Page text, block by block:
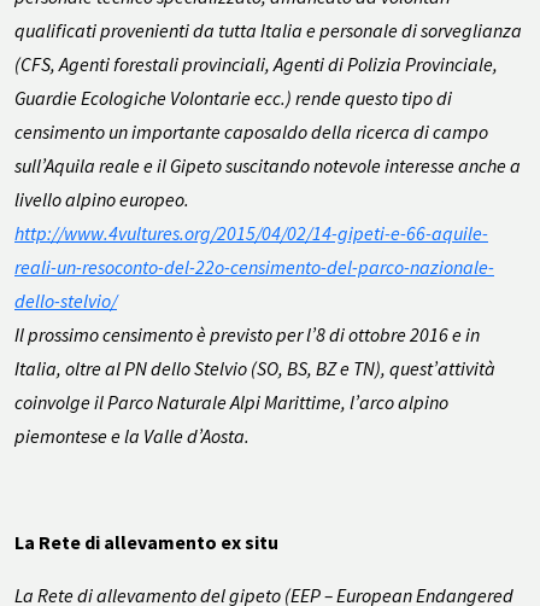
qualificati provenienti da tutta Italia e personale di sorveglianza
(CFS, Agenti forestali provinciali, Agenti di Polizia Provinciale,
Guardie Ecologiche Volontarie ecc.) rende questo tipo di
censimento un importante caposaldo della ricerca di campo
sull’Aquila reale e il Gipeto suscitando notevole interesse anche a
livello alpino europeo.
http://www.4vultures.org/2015/04/02/14-gipeti-e-66-aquile-
reali-un-resoconto-del-22o-censimento-del-parco-nazionale-
dello-stelvio/
Il prossimo censimento è previsto per l’8 di ottobre 2016 e in
Italia, oltre al PN dello Stelvio (SO, BS, BZ e TN), quest’attività
coinvolge il Parco Naturale Alpi Marittime, l’arco alpino
piemontese e la Valle d’Aosta.
La Rete di allevamento ex situ
La Rete di allevamento del gipeto (EEP – European Endangered